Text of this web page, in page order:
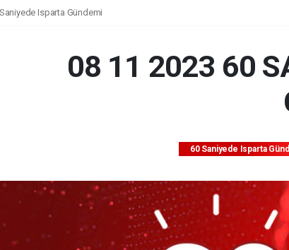
Isparta Gündemi
08 11 2023 60
60 Saniyede Isparta